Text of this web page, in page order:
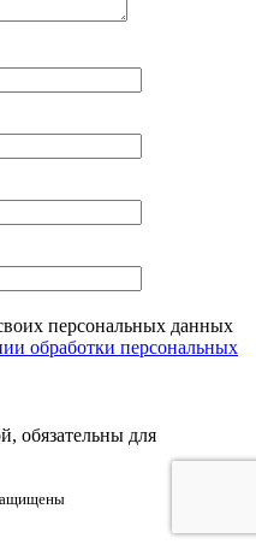
персональных данных
обработки персональных
обязательны для